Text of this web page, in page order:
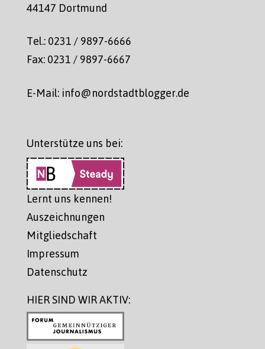
44147 Dortmund
Tel.: 0231 / 9897-6666
Fax: 0231 / 9897-6667
E-Mail: info@nordstadtblogger.de
Unterstütze uns bei:
Lernt uns kennen!
Auszeichnungen
Mitgliedschaft
Impressum
Datenschutz
HIER SIND WIR AKTIV: